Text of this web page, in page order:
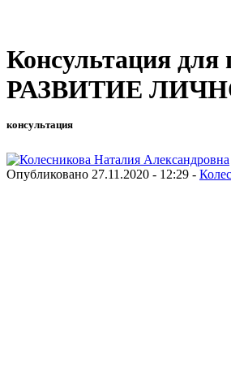
Консультация
РАЗВИТИЕ
консультация
Опубликовано 27.11.2020 - 12:29 -